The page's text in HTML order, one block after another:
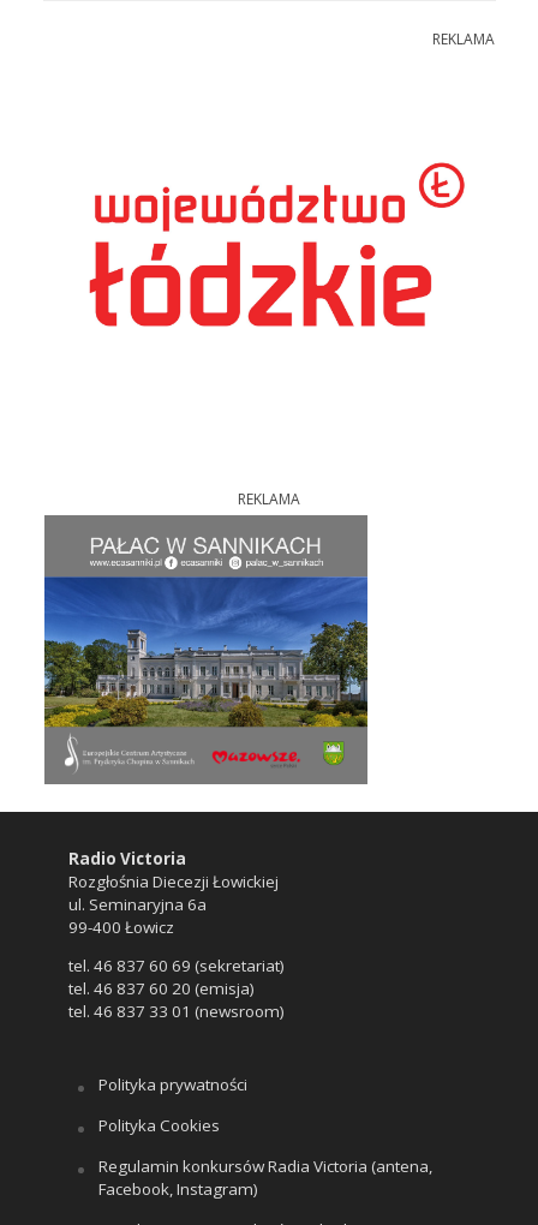
REKLAMA
REKLAMA
Radio Victoria
Rozgłośnia Diecezji Łowickiej
ul. Seminaryjna 6a
99-400 Łowicz
tel. 46 837 60 69 (sekretariat)
tel. 46 837 60 20 (emisja)
tel. 46 837 33 01 (newsroom)
Polityka prywatności
Polityka Cookies
Regulamin konkursów Radia Victoria (antena,
Facebook, Instagram)